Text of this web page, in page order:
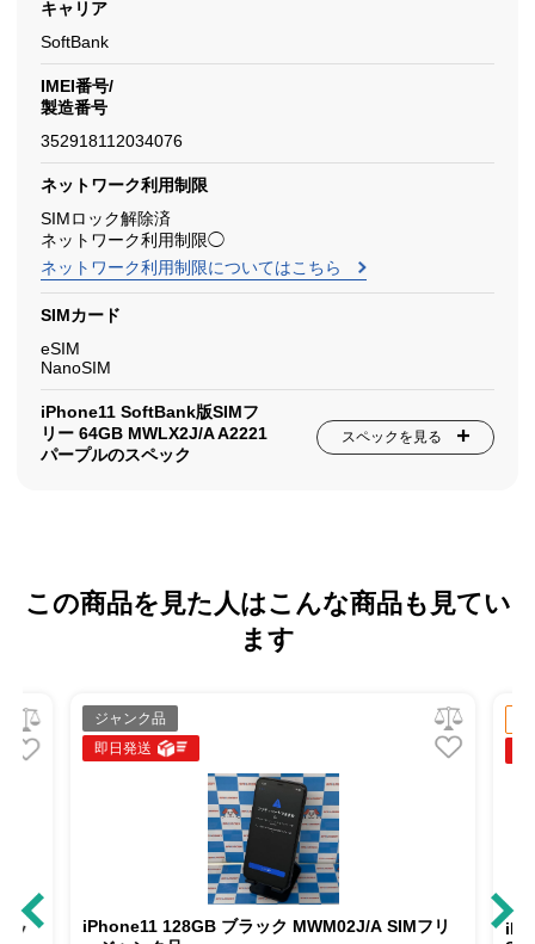
キャリア
SoftBank
IMEI番号/
製造番号
352918112034076
ネットワーク利用制限
SIMロック解除済
ネットワーク利用制限◯
ネットワーク利用制限についてはこちら
SIMカード
eSIM
NanoSIM
iPhone11 SoftBank版SIMフ
リー 64GB MWLX2J/A A2221
パープルのスペック
スペックを見る
この商品を見た人はこんな商品も見てい
ます
ジャンク品
即日発送
iPhone11 128GB ブラック MWM02J/A SIMフリ